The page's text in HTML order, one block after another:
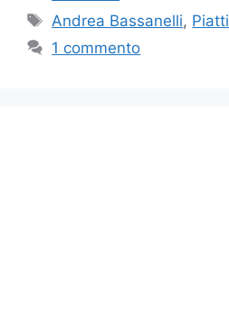
Tag
Andrea Bassanelli, Piatti
1 commento